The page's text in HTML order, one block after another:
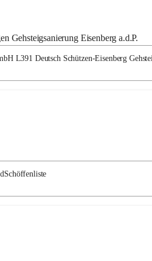
Gehsteigsanierung Eisenberg a.d.P.
L391 Deutsch Schützen-Eisenberg